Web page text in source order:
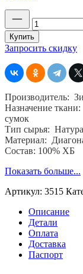
товара
Материал
диагональ,
ЗиМа
(Прогресс),
85,
пл.
хб.
100
%
Купить
Запросить скидку
Производитель:
Назначение
сумок
Тип сырья:
Материал:
Состав: 100% ХБ
Показать больше...
Артикул: 3515
Описание
Детали
Оплата
Доставка
Паспорт